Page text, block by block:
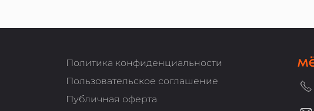
Политика конфиденциальности
Пользовательское соглашение
Публичная оферта